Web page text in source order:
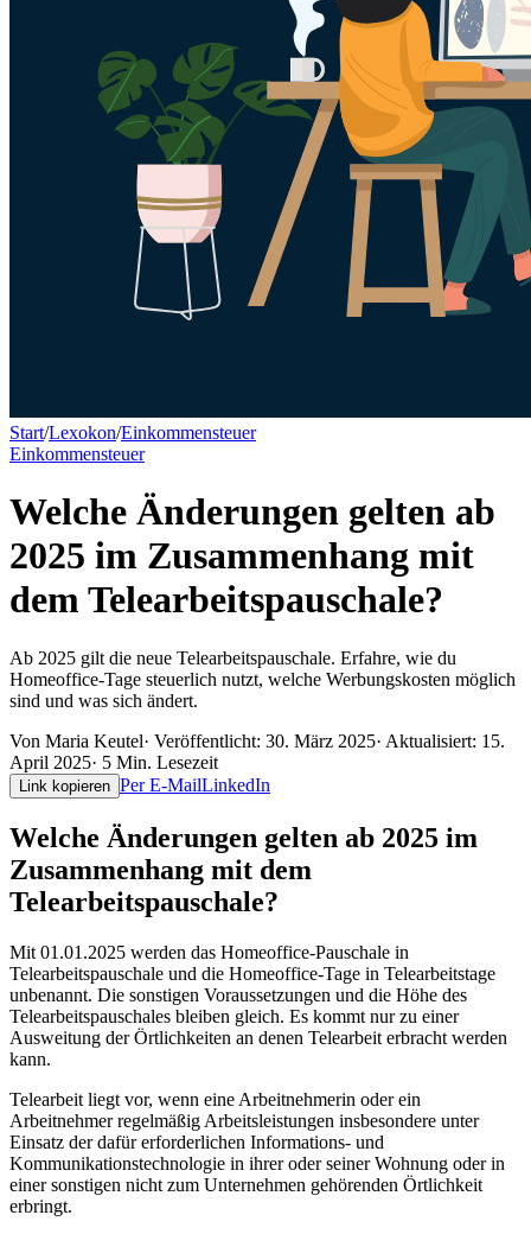
Start/Lexokon/Einkommensteuer
Einkommensteuer
Welche Änderungen gelten ab
2025 im Zusammenhang mit
dem Telearbeitspauschale?
Ab 2025 gilt die neue Telearbeitspauschale. Erfahre, wie du
Homeoffice-Tage steuerlich nutzt, welche Werbungskosten möglich
sind und was sich ändert.
Von Maria Keutel· Veröffentlicht: 30. März 2025· Aktualisiert: 15.
April 2025· 5 Min. Lesezeit
Link kopieren Per E-MailLinkedIn
Welche Änderungen gelten ab 2025 im
Zusammenhang mit dem
Telearbeitspauschale?
Mit 01.01.2025 werden das Homeoffice-Pauschale in
Telearbeitspauschale und die Homeoffice-Tage in Telearbeitstage
unbenannt. Die sonstigen Voraussetzungen und die Höhe des
Telearbeitspauschales bleiben gleich. Es kommt nur zu einer
Ausweitung der Örtlichkeiten an denen Telearbeit erbracht werden
kann.
Telearbeit liegt vor, wenn eine Arbeitnehmerin oder ein
Arbeitnehmer regelmäßig Arbeitsleistungen insbesondere unter
Einsatz der dafür erforderlichen Informations- und
Kommunikationstechnologie in ihrer oder seiner Wohnung oder in
einer sonstigen nicht zum Unternehmen gehörenden Örtlichkeit
erbringt.